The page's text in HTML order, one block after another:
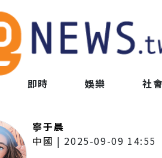
即時 娛樂 社
寧于晨
中國 | 2025-09-09 14:55